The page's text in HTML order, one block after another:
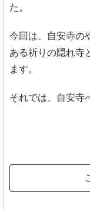
た。
今回は、自安寺の
ある祈りの隠れ寺
ます。
それでは、自安寺